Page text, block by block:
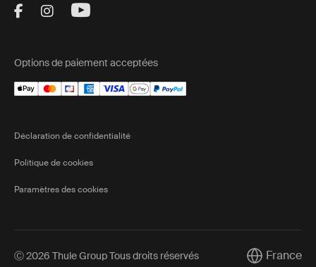
Visit Thule on Facebook (external link)
Visit Thule on Instagram (external link)
Visit Thule on Youtube (external
Options de paiement acceptées
Déclaration de confidentialité
Politique de cookies
Paramètres des cookies
Ⓒ 2026 Thule Group Tous droits réservés Current
France